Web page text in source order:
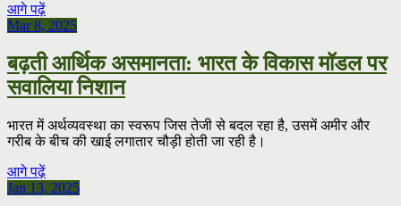
आगे पढ़ें
Mar 8, 2025
बढ़ती आर्थिक असमानता: भारत के विकास मॉडल पर
सवालिया निशान
भारत में अर्थव्यवस्था का स्वरूप जिस तेजी से बदल रहा है, उसमें अमीर और
गरीब के बीच की खाई लगातार चौड़ी होती जा रही है।
आगे पढ़ें
Jan 13, 2025